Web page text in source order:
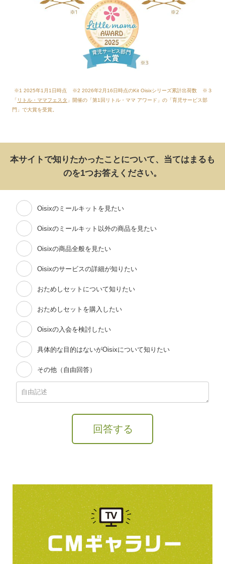
※1 2025年1月1日時点 ※2 2026年2月16日時点のKit Oisixシリーズ累計出荷数
※３
「 リトル・ママフェスタ 」開催の「第1回リトル・ママ アワード」の「育児サービス部
門」で大賞を受賞。
本サイトで知りたかったことについて、当てはまるも
のを1つお答えください。
Oisixのミールキットを見たい
Oisixのミールキット以外の商品を見たい
Oisixの商品全般を見たい
Oisixのサービスの詳細が知りたい
おためしセットについて知りたい
おためしセットを購入したい
Oisixの入会を検討したい
具体的な目的はないがOisixについて知りたい
その他（自由回答）
回答する